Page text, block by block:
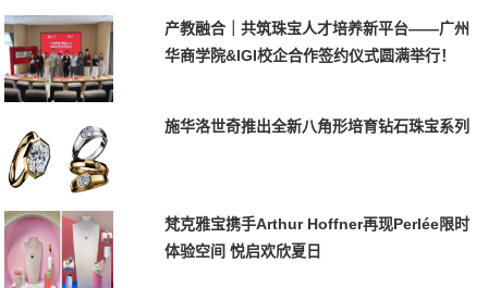
产教融合｜共筑珠宝人才培养新平台——广州
华商学院&IGI校企合作签约仪式圆满举行！
施华洛世奇推出全新八角形培育钻石珠宝系列
梵克雅宝携手Arthur Hoffner再现Perlée限时
体验空间 悦启欢欣夏日